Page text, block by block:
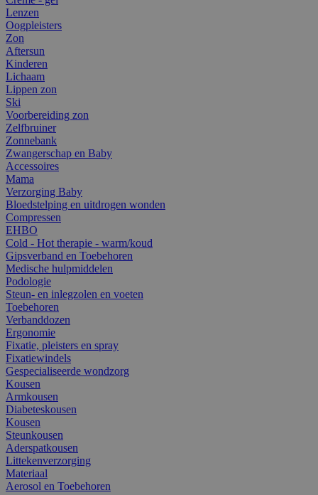
Lenzen
Oogpleisters
Zon
Aftersun
Kinderen
Lichaam
Lippen zon
Ski
Voorbereiding zon
Zelfbruiner
Zonnebank
Zwangerschap en Baby
Accessoires
Mama
Verzorging Baby
Bloedstelping en uitdrogen wonden
Compressen
EHBO
Cold - Hot therapie - warm/koud
Gipsverband en Toebehoren
Medische hulpmiddelen
Podologie
Steun- en inlegzolen en voeten
Toebehoren
Verbanddozen
Ergonomie
Fixatie, pleisters en spray
Fixatiewindels
Gespecialiseerde wondzorg
Kousen
Armkousen
Diabeteskousen
Kousen
Steunkousen
Aderspatkousen
Littekenverzorging
Materiaal
Aerosol en Toebehoren